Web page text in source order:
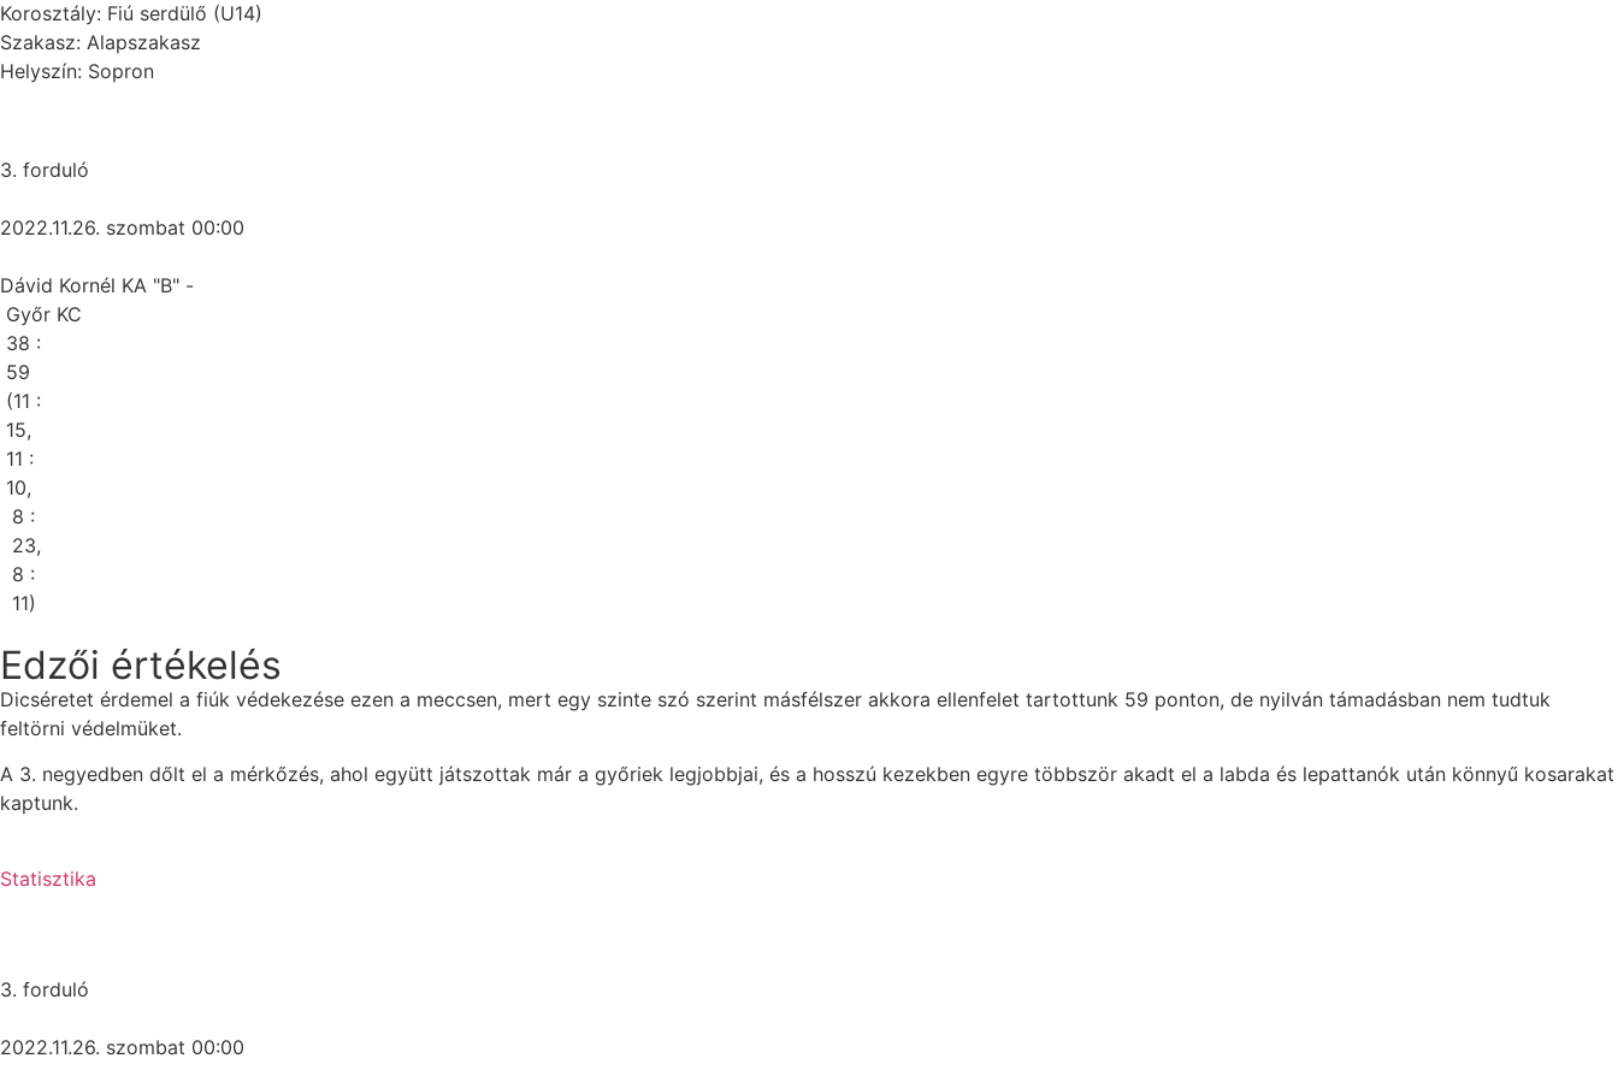
Korosztály: Fiú serdülő (U14)
Szakasz: Alapszakasz
Helyszín: Sopron
3. forduló
2022.11.26. szombat 00:00
Dávid Kornél KA "B" -
Győr KC
38 :
59
(11 :
15,
11 :
10,
8 :
23,
8 :
11)
Edzői értékelés
Dicséretet érdemel a fiúk védekezése ezen a meccsen, mert egy szinte szó szerint másfélszer akkora ellenfelet tartottunk 59 ponton, de nyilván támadásban nem tudtuk
feltörni védelmüket.
A 3. negyedben dőlt el a mérkőzés, ahol együtt játszottak már a győriek legjobbjai, és a hosszú kezekben egyre többször akadt el a labda és lepattanók után könnyű kosarakat
kaptunk.
Statisztika
3. forduló
2022.11.26. szombat 00:00